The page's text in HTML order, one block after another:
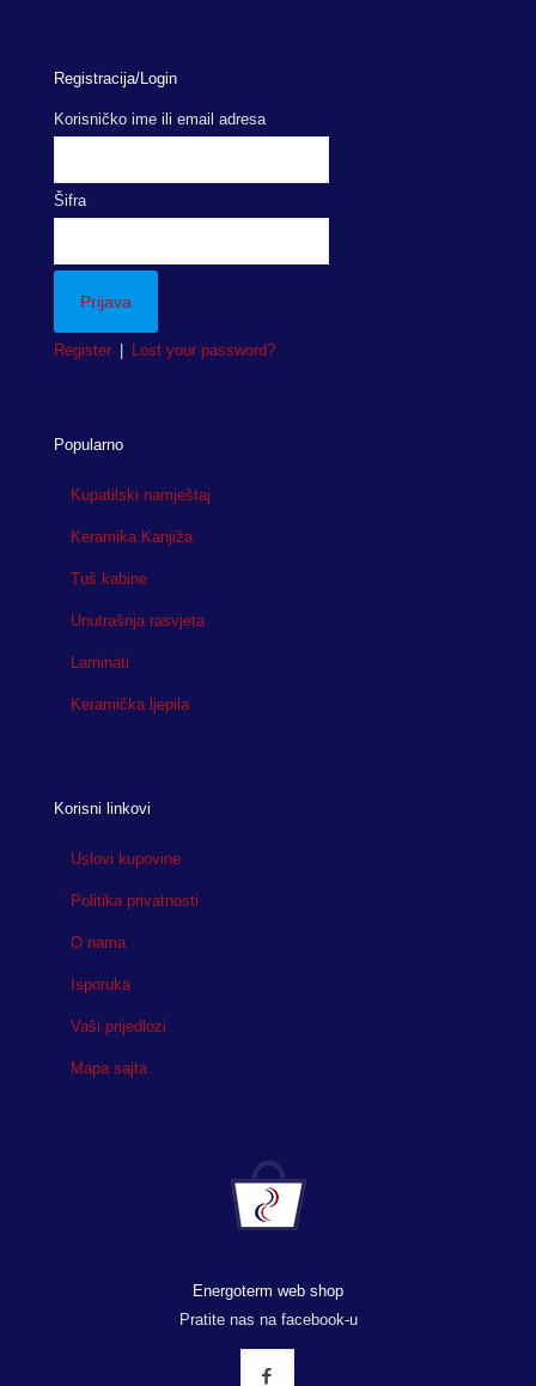
Registracija/Login
Korisničko ime ili email adresa
Šifra
Register Lost your password?
Popularno
Kupatilski namještaj
Keramika Kanjiža
Tuš kabine
Unutrašnja rasvjeta
Laminati
Keramička ljepila
Korisni linkovi
Uslovi kupovine
Politika privatnosti
O nama
Isporuka
Vaši prijedlozi
Mapa sajta
Energoterm web shop
Pratite nas na facebook-u